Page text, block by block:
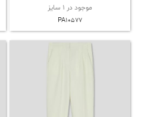
موجود در 1 سایز
PA10577